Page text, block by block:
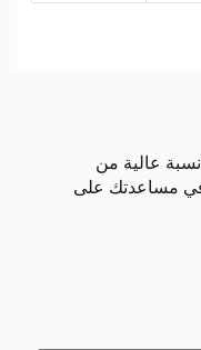
عالية من
في مساعدتك على